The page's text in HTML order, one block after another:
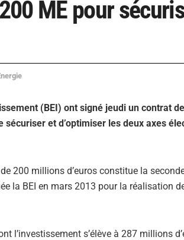
ME pour
(BEI) ont signé jeudi un contrat
sécuriser et d’optimiser les deux axes
200 millions d’euros constitue la
la BEI en mars 2013 pour la réalisation
l’investissement s’élève à 287 millions